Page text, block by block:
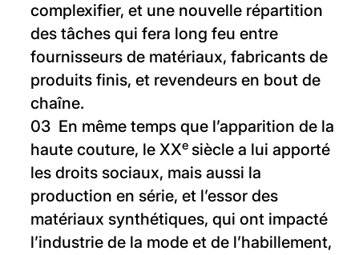
complexifier, et une nouvelle répartition
des tâches qui fera long feu entre
fournisseurs de matériaux, fabricants de
produits finis, et revendeurs en bout de
chaîne.
En même temps que l’apparition de la
haute couture, le XXe siècle a lui apporté
les droits sociaux, mais aussi la
production en série, et l’essor des
matériaux synthétiques, qui ont impacté
l’industrie de la mode et de l’habillement,